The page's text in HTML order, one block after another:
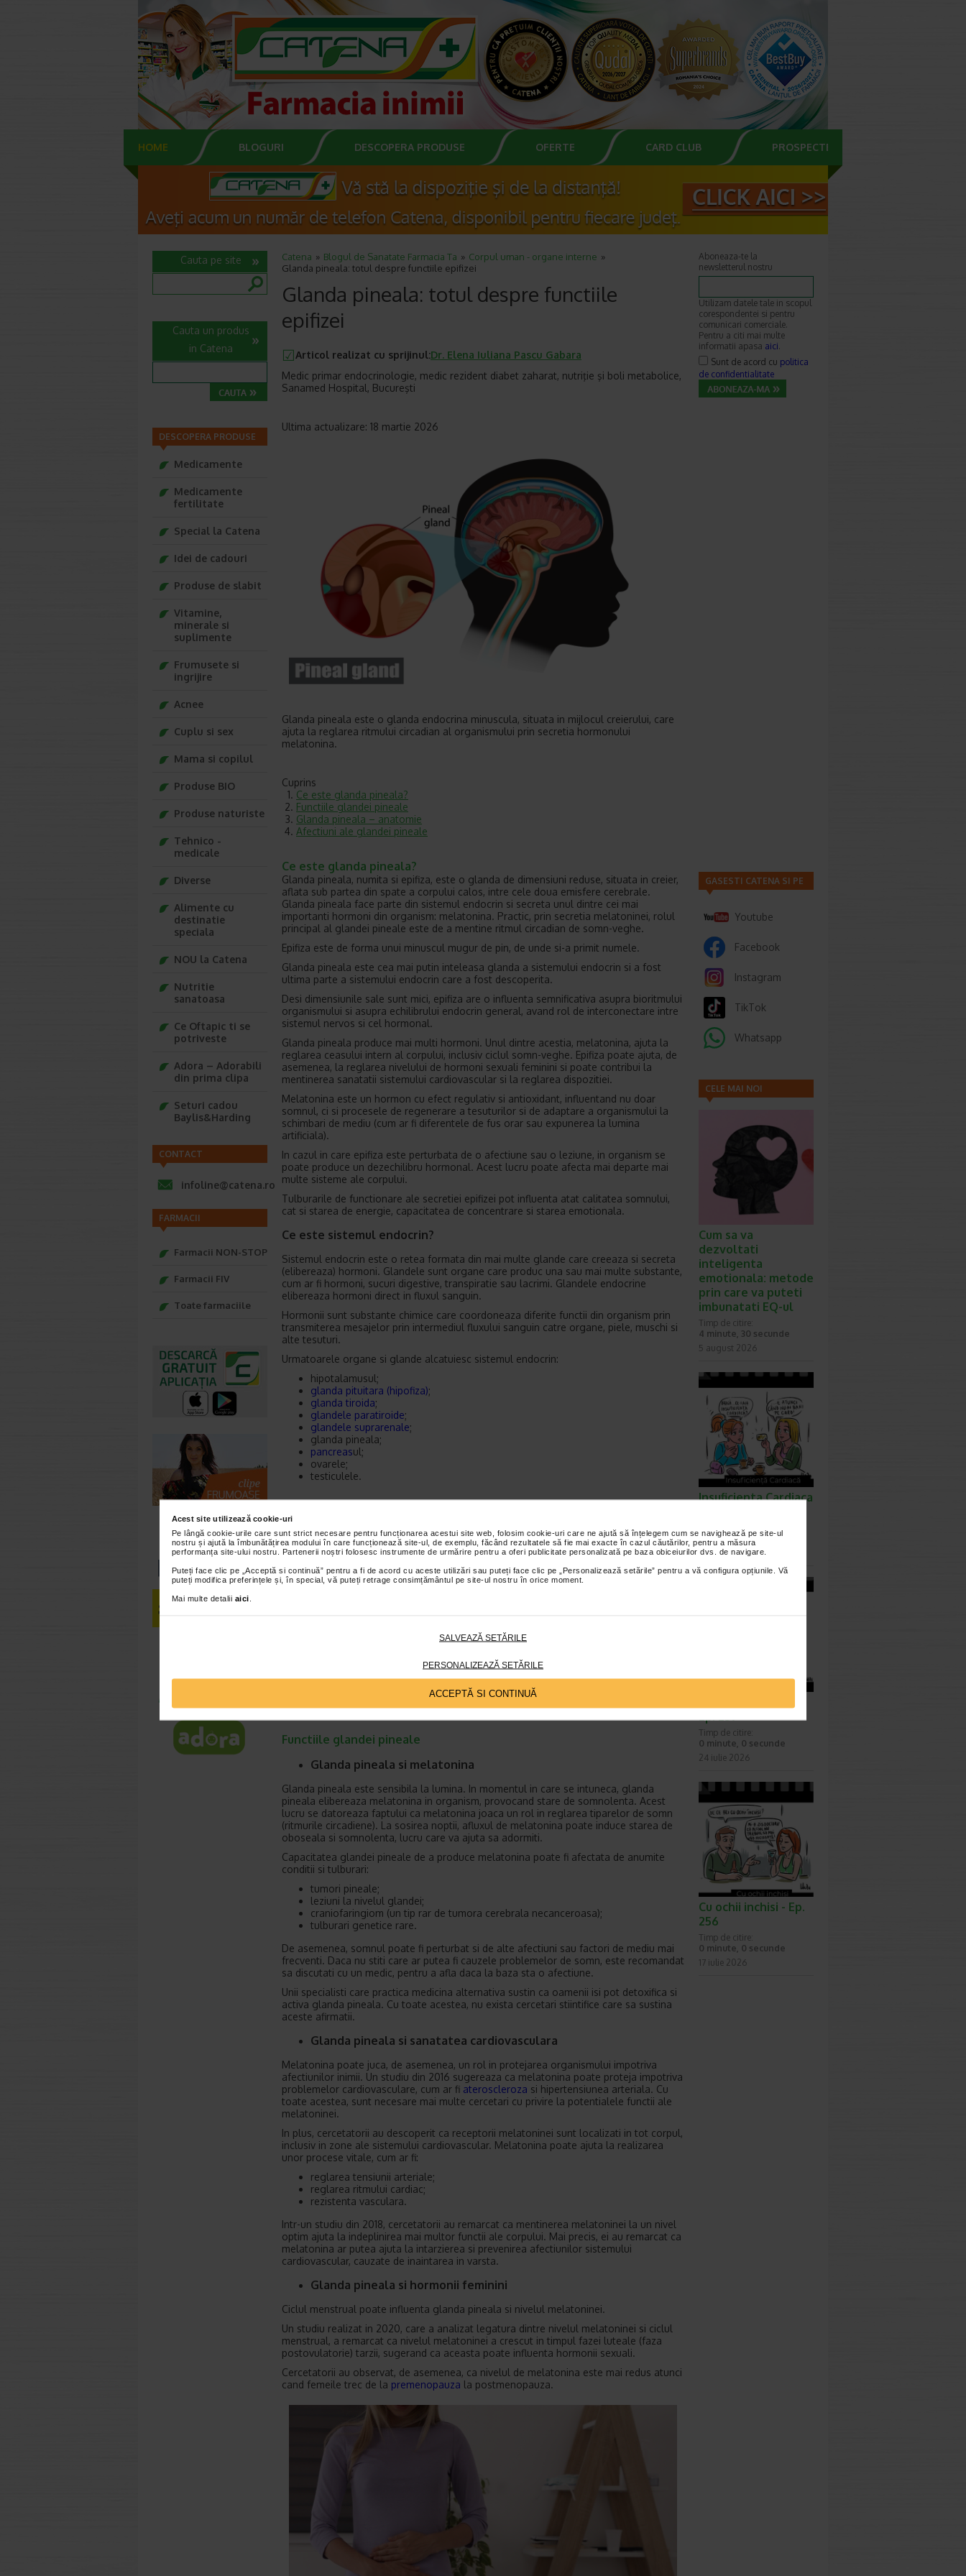
Acest site utilizează cookie-uri
Pe lângă cookie-urile care sunt strict necesare pentru funcționarea acestui site web, folosim cookie-uri care ne ajută să înțelegem cum se navighează pe site-ul
nostru și ajută la îmbunătățirea modului în care funcționează site-ul, de exemplu, făcând rezultatele să fie mai exacte în cazul căutărilor, pentru a măsura
performanța site-ului nostru. Partenerii noștri folosesc instrumente de urmărire pentru a oferi publicitate personalizată pe baza obiceiurilor dvs. de navigare.
Puteți face clic pe „Acceptă si continuă” pentru a fi de acord cu aceste utilizări sau puteți face clic pe „Personalizează setările” pentru a vă configura opțiunile. Vă
puteți modifica preferințele și, în special, vă puteți retrage consimțământul pe site-ul nostru în orice moment.
Mai multe detalii aici
SALVEAZĂ SETĂRILE
PERSONALIZEAZĂ SETĂRILE
ACCEPTĂ SI CONTINUĂ
HOME BLOGURI DESCOPERA PRODUSE OFERTE CARD CLUB PROSPECTE
Catena Blogul de Sanatate Farmacia Ta
Corpul uman - organe interne
Glanda pineala: totul despre functiile epifizei
Glanda pineala: totul despre functiile
epifizei
Articol realizat cu sprijinul:Dr. Elena Iuliana Pascu Gabara
Medic primar endocrinologie, medic rezident diabet zaharat, nutriţie şi boli metabolice,
Sanamed Hospital, Bucureşti
Ultima actualizare: 18 martie 2026
Glanda pineala este o glanda endocrina minuscula, situata in mijlocul creierului, care
ajuta la reglarea ritmului circadian al organismului prin secretia hormonului
melatonina.
Cuprins
Ce este glanda pineala?
Functiile glandei pineale
Glanda pineala – anatomie
Afectiuni ale glandei pineale
Ce este glanda pineala?
Glanda pineala, numita si epifiza, este o glanda de dimensiuni reduse, situata in creier,
aflata sub partea din spate a corpului calos, intre cele doua emisfere cerebrale.
Glanda pineala face parte din sistemul endocrin si secreta unul dintre cei mai
importanti hormoni din organism: melatonina. Practic, prin secretia melatoninei, rolul
principal al glandei pineale este de a mentine ritmul circadian de somn-veghe.
Epifiza este de forma unui minuscul mugur de pin, de unde si-a primit numele.
Glanda pineala este cea mai putin inteleasa glanda a sistemului endocrin si a fost
ultima parte a sistemului endocrin care a fost descoperita.
Desi dimensiunile sale sunt mici, epifiza are o influenta semnificativa asupra bioritmului
organismului si asupra echilibrului endocrin general, avand rol de interconectare intre
sistemul nervos si cel hormonal.
Glanda pineala produce mai multi hormoni. Unul dintre acestia, melatonina, ajuta la
reglarea ceasului intern al corpului, inclusiv ciclul somn-veghe. Epifiza poate ajuta, de
asemenea, la reglarea nivelului de hormoni sexuali feminini si poate contribui la
mentinerea sanatatii sistemului cardiovascular si la reglarea dispozitiei.
Melatonina este un hormon cu efect regulativ si antioxidant, influentand nu doar
somnul, ci si procesele de regenerare a tesuturilor si de adaptare a organismului la
schimbari de mediu (cum ar fi diferentele de fus orar sau expunerea la lumina
artificiala).
In cazul in care epifiza este perturbata de o afectiune sau o leziune, in organism se
poate produce un dezechilibru hormonal. Acest lucru poate afecta mai departe mai
multe sisteme ale corpului.
Tulburarile de functionare ale secretiei epifizei pot influenta atat calitatea somnului,
cat si starea de energie, capacitatea de concentrare si starea emotionala.
Ce este sistemul endocrin?
Sistemul endocrin este o retea formata din mai multe glande care creeaza si secreta
(elibereaza) hormoni. Glandele sunt organe care produc una sau mai multe substante,
cum ar fi hormoni, sucuri digestive, transpiratie sau lacrimi. Glandele endocrine
elibereaza hormoni direct in fluxul sanguin.
Hormonii sunt substante chimice care coordoneaza diferite functii din organism prin
transmiterea mesajelor prin intermediul fluxului sanguin catre organe, piele, muschi si
alte tesuturi.
Urmatoarele organe si glande alcatuiesc sistemul endocrin:
hipotalamusul;
glanda pituitara (hipofiza);
glanda tiroida;
glandele paratiroide;
glandele suprarenale;
glanda pineala;
pancreasul;
ovarele;
testiculele.
Functiile glandei pineale
Glanda pineala si melatonina
Glanda pineala este sensibila la lumina. In momentul in care se intuneca, glanda
pineala elibereaza melatonina in organism, provocand stare de somnolenta. Acest
lucru se datoreaza faptului ca melatonina joaca un rol in reglarea tiparelor de somn
(ritmurile circadiene). La sosirea noptii, afluxul de melatonina poate induce starea de
oboseala si somnolenta, lucru care va ajuta sa adormiti.
Capacitatea glandei pineale de a produce melatonina poate fi afectata de anumite
conditii si tulburari:
tumori pineale;
leziuni la nivelul glandei;
craniofaringiom (un tip rar de tumora cerebrala necanceroasa);
tulburari genetice rare.
De asemenea, somnul poate fi perturbat si de alte afectiuni sau factori de mediu mai
frecventi. Daca nu stiti care ar putea fi cauzele problemelor de somn, este recomandat
sa discutati cu un medic, pentru a afla daca la baza sta o afectiune.
Unii specialisti care practica medicina alternativa sustin ca oamenii isi pot detoxifica si
activa glanda pineala. Cu toate acestea, nu exista cercetari stiintifice care sa sustina
aceste afirmatii.
Glanda pineala si sanatatea cardiovasculara
Melatonina poate juca, de asemenea, un rol in protejarea organismului impotriva
afectiunilor inimii. Un studiu din 2016 sugereaza ca melatonina poate proteja impotriva
problemelor cardiovasculare, cum ar fi ateroscleroza si hipertensiunea arteriala. Cu
toate acestea, sunt necesare mai multe cercetari cu privire la potentialele functii ale
melatoninei.
In plus, cercetatorii au descoperit ca receptorii melatoninei sunt localizati in tot corpul,
inclusiv in zone ale sistemului cardiovascular. Melatonina poate ajuta la realizarea
unor procese vitale, cum ar fi:
reglarea tensiunii arteriale;
reglarea ritmului cardiac;
rezistenta vasculara.
Intr-un studiu din 2018, cercetatorii au remarcat ca mentinerea melatoninei la un nivel
optim ajuta la indeplinirea mai multor functii ale corpului. Mai precis, ei au remarcat ca
melatonina ar putea ajuta la intarzierea si prevenirea afectiunilor sistemului
cardiovascular, cauzate de inaintarea in varsta.
Glanda pineala si hormonii feminini
Ciclul menstrual poate influenta glanda pineala si nivelul melatoninei.
Un studiu realizat in 2020, care a analizat legatura dintre nivelul melatoninei si ciclul
menstrual, a remarcat ca nivelul melatoninei a crescut in timpul fazei luteale (faza
postovulatorie) tarzii, sugerand ca aceasta poate influenta hormonii sexuali.
Cercetatorii au observat, de asemenea, ca nivelul de melatonina este mai redus atunci
cand femeile trec de la premenopauza la postmenopauza.
Cauta pe site
Cauta un produs
in Catena
DESCOPERA PRODUSE
Medicamente
Medicamente
fertilitate
Special la Catena
Idei de cadouri
Produse de slabit
Vitamine,
minerale si
suplimente
Frumusete si
ingrijire
Acnee
Cuplu si sex
Mama si copilul
Produse BIO
Produse naturiste
Tehnico -
medicale
Diverse
Alimente cu
destinatie
speciala
NOU la Catena
Nutritie
sanatoasa
Ce Oftapic ti se
potriveste
Adora – Adorabili
din prima clipa
Seturi cadou
Baylis&Harding
CONTACT
infoline@catena.ro
FARMACII
Farmacii NON-STOP
Farmacii FIV
Toate farmaciile
Aboneaza-te la
newsletterul nostru
Utilizam datele tale in scopul
corespondentei si pentru
comunicari comerciale.
Pentru a citi mai multe
informatii apasa aici.
Sunt de acord cu politica
de confidentialitate
GASESTI CATENA SI PE
Youtube
Facebook
Instagram
TikTok
Whatsapp
CELE MAI NOI
Cum sa va
dezvoltati
inteligenta
emotionala: metode
prin care va puteti
imbunatati EQ-ul
Timp de citire:
4 minute, 30 secunde
5 august 2026
Insuficienta Cardiaca
Timp de citire:
0 minute, 0 secunde
31 iulie 2026
Ep. 257
Timp de citire:
0 minute, 0 secunde
24 iulie 2026
Cu ochii inchisi - Ep.
256
Timp de citire:
0 minute, 0 secunde
17 iulie 2026